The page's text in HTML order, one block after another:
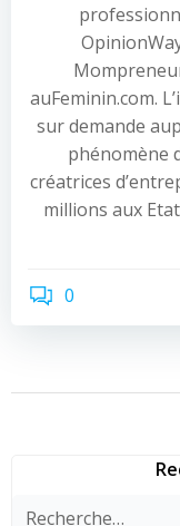
auFeminin.com.
sur demande
phénomène
créatrices
millions aux
0